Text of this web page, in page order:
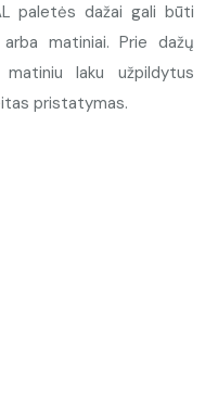
paletės dažai gali būti
matiniai. Prie dažų
laku užpildytus
pristatymas.